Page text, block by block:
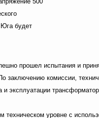
будет
прошел испытания и
заключению комиссии,
эксплуатации
техническом уровне с